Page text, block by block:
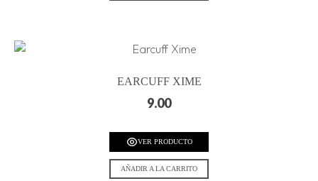
EARCUFF XIME
9.00
VER PRODUCTO
AÑADIR A LA CARRITO